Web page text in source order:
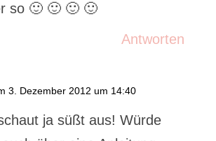
so 🙂 🙂 🙂 🙂
Antworten
3. Dezember 2012 um 14:40
ja süßt aus! Würde